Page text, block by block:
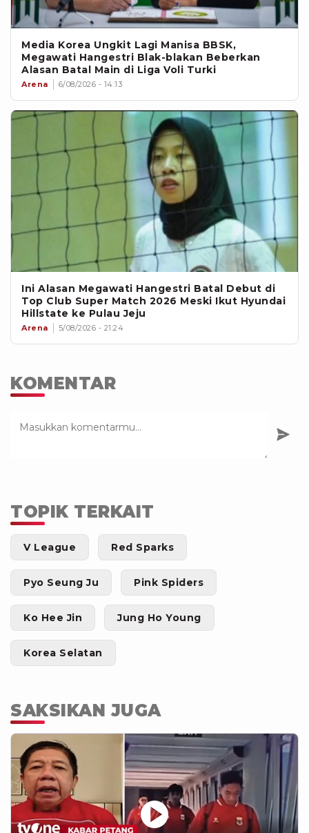
Media Korea Ungkit Lagi Manisa BBSK,
Megawati Hangestri Blak-blakan Beberkan
Alasan Batal Main di Liga Voli Turki
Arena 6/08/2026 - 14:13
Ini Alasan Megawati Hangestri Batal Debut di
Top Club Super Match 2026 Meski Ikut Hyundai
Hillstate ke Pulau Jeju
Arena 5/08/2026 - 21:24
KOMENTAR
TOPIK TERKAIT
V League Red Sparks
Pyo Seung Ju Pink Spiders
Ko Hee Jin Jung Ho Young
Korea Selatan
SAKSIKAN JUGA